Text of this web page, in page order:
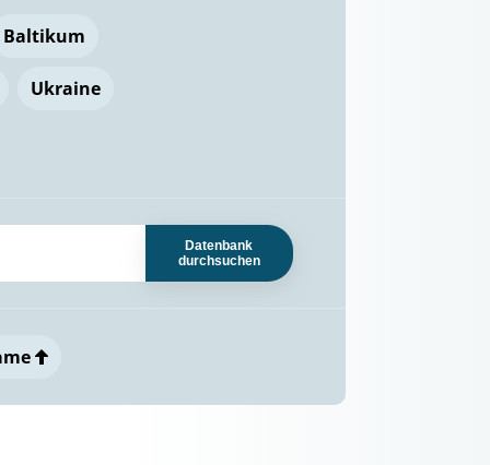
Baltikum
Ukraine
Datenbank
durchsuchen